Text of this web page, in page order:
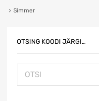
Simmer
OTSING KOODI JÄRGI…